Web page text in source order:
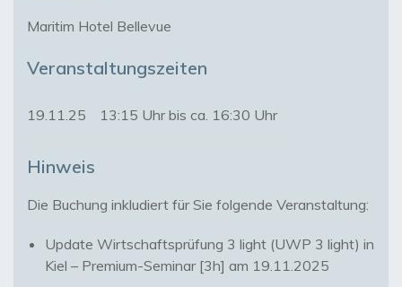
Maritim Hotel Bellevue
Veranstaltungszeiten
19.11.25 13:15 Uhr bis ca. 16:30 Uhr
Hinweis
Update Wirtschaftsprüfung 3 light (UWP 3 light) in
Kiel – Premium-Seminar [3h] am 19.11.2025